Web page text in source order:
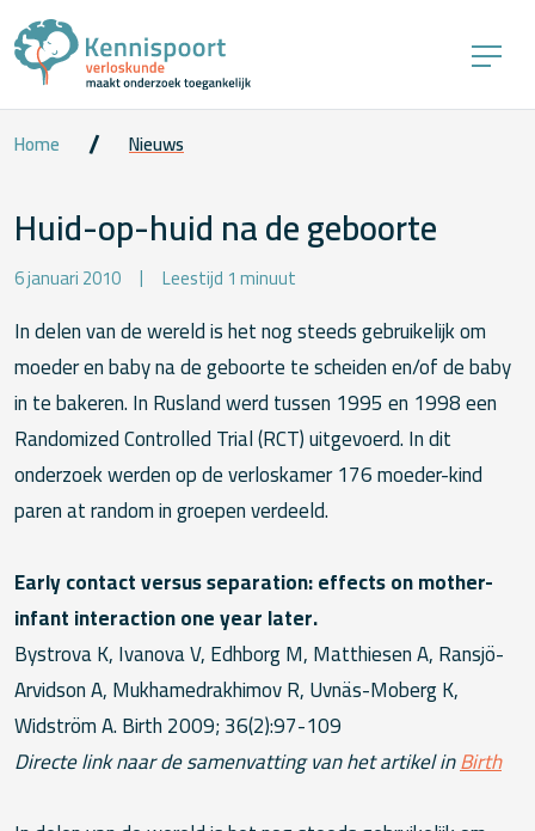
Home Nieuws
Huid-op-huid na de geboorte
6 januari 2010 Leestijd 1 minuut
In delen van de wereld is het nog steeds gebruikelijk om
moeder en baby na de geboorte te scheiden en/of de baby
in te bakeren. In Rusland werd tussen 1995 en 1998 een
Randomized Controlled Trial (RCT) uitgevoerd. In dit
onderzoek werden op de verloskamer 176 moeder-kind
paren at random in groepen verdeeld.
Early contact versus separation: effects on mother-
infant interaction one year later.
Bystrova K, Ivanova V, Edhborg M, Matthiesen A, Ransjö-
Arvidson A, Mukhamedrakhimov R, Uvnäs-Moberg K,
Widström A. Birth 2009; 36(2):97-109
Directe link naar de samenvatting van het artikel inBirth